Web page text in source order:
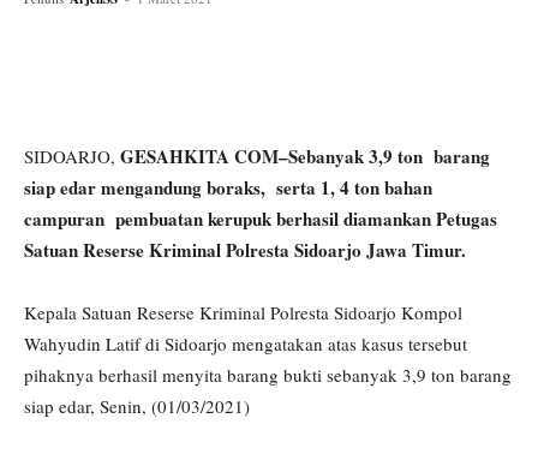
SIDOARJO, GESAHKITA COM–Sebanyak 3,9 ton barang
siap edar mengandung boraks, serta 1, 4 ton bahan
campuran pembuatan kerupuk berhasil diamankan Petugas
Satuan Reserse Kriminal Polresta Sidoarjo Jawa Timur.
Kepala Satuan Reserse Kriminal Polresta Sidoarjo Kompol
Wahyudin Latif di Sidoarjo mengatakan atas kasus tersebut
pihaknya berhasil menyita barang bukti sebanyak 3,9 ton barang
siap edar, Senin, (01/03/2021)